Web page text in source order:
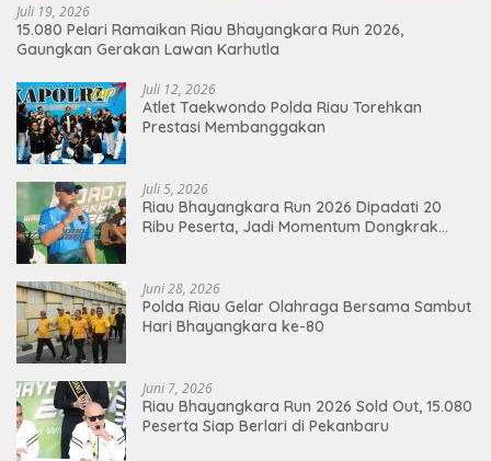
Juli 19, 2026
15.080 Pelari Ramaikan Riau Bhayangkara Run 2026,
Gaungkan Gerakan Lawan Karhutla
Juli 12, 2026
Atlet Taekwondo Polda Riau Torehkan
Prestasi Membanggakan
Juli 5, 2026
Riau Bhayangkara Run 2026 Dipadati 20
Ribu Peserta, Jadi Momentum Dongkrak
Juni 28, 2026
Polda Riau Gelar Olahraga Bersama Sambut
Hari Bhayangkara ke-80
Juni 7, 2026
Riau Bhayangkara Run 2026 Sold Out, 15.080
Peserta Siap Berlari di Pekanbaru